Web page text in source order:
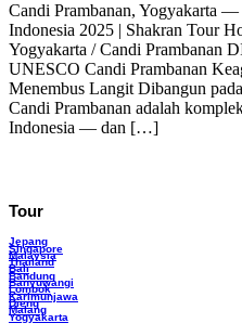
Candi Prambanan, Yogyakarta
Indonesia 2025 | Shakran Tour
Yogyakarta / Candi Prambanan
UNESCO Candi Prambanan
Menembus Langit Dibangun
Candi Prambanan adalah
Indonesia — dan […]
Tour
Jepang
Singapore
Malaysia
Thailand
Bali
Bandung
Banyuwangi
Lombok
Karimunjawa
Dieng
Malang
Yogyakarta